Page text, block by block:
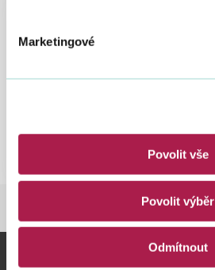
Marketingové
Povolit vše
Povolit výběr
Odmítnout
FINANČNÍ SPRÁVA